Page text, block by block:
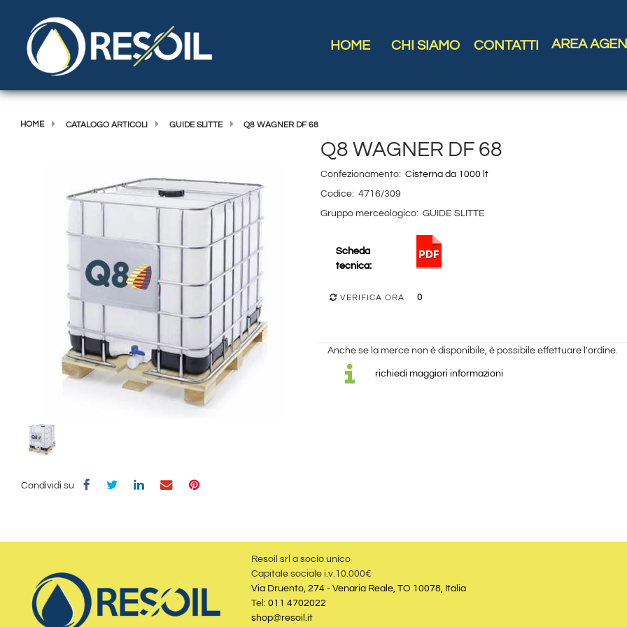
HOME CHI SIAMO CONTATTI AREA
HOME CATALOGO ARTICOLI GUIDE SLITTE Q8 WAGNER DF 68
Q8 WAGNER DF 68
Confezionamento: Cisterna da 1000 lt
Codice: 4716/309
Gruppo merceologico: GUIDE SLITTE
Scheda
tecnica:
VERIFICA ORA 0
Anche se la merce non è disponibile, è possibile effettuare l'ordine.
richiedi maggiori informazioni
Condividi su
Resoil srl a socio unico
Capitale sociale i.v.10.000€
Via Druento, 274 - Venaria Reale, TO 10078, Italia
Tel: 011 4702022
shop@resoil.it